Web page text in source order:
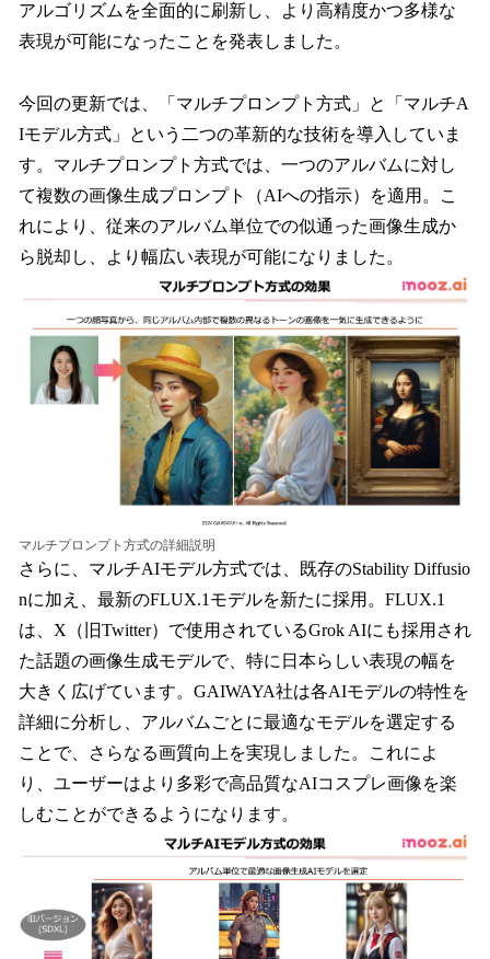
アルゴリズムを全面的に刷新し、より高精度かつ多様な
表現が可能になったことを発表しました。
今回の更新では、「マルチプロンプト方式」と「マルチA
Iモデル方式」という二つの革新的な技術を導入していま
す。マルチプロンプト方式では、一つのアルバムに対し
て複数の画像生成プロンプト（AIへの指示）を適用。こ
れにより、従来のアルバム単位での似通った画像生成か
ら脱却し、より幅広い表現が可能になりました。
マルチプロンプト方式の詳細説明
さらに、マルチAIモデル方式では、既存のStability Diffusio
nに加え、最新のFLUX.1モデルを新たに採用。FLUX.1
は、X（旧Twitter）で使用されているGrok AIにも採用され
た話題の画像生成モデルで、特に日本らしい表現の幅を
大きく広げています。GAIWAYA社は各AIモデルの特性を
詳細に分析し、アルバムごとに最適なモデルを選定する
ことで、さらなる画質向上を実現しました。これによ
り、ユーザーはより多彩で高品質なAIコスプレ画像を楽
しむことができるようになります。